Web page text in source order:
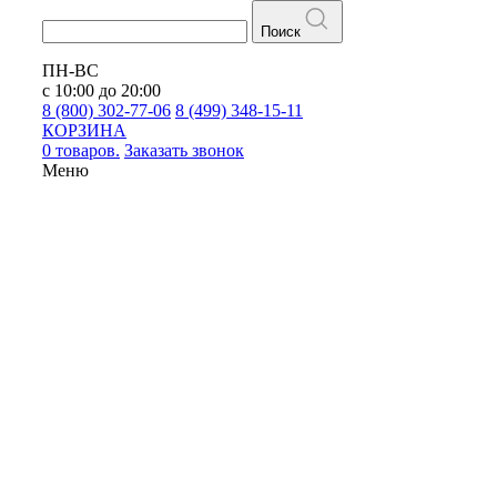
Поиск
ПН-ВС
с 10:00 до 20:00
8 (800) 302-77-06 8 (499) 348-15-11
КОРЗИНА
0 товаров. Заказать звонок
Меню